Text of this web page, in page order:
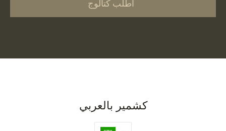
اطلب كتالوج
كشمير بالعربي